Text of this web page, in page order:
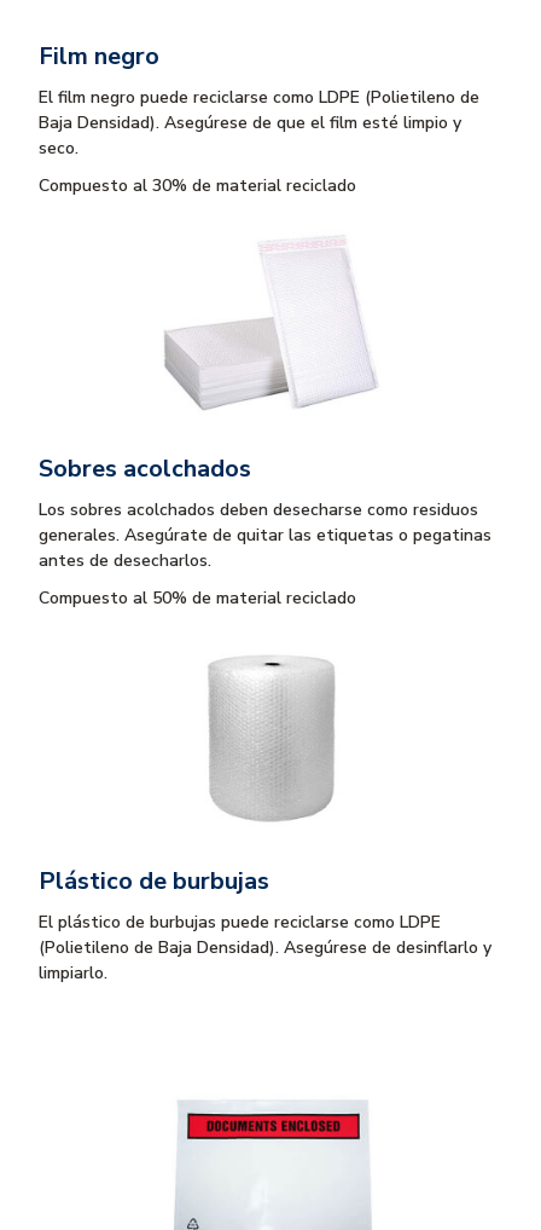
Film negro
El film negro puede reciclarse como LDPE (Polietileno de
Baja Densidad). Asegúrese de que el film esté limpio y
seco.
Compuesto al 30% de material reciclado
Sobres acolchados
Los sobres acolchados deben desecharse como residuos
generales. Asegúrate de quitar las etiquetas o pegatinas
antes de desecharlos.
Compuesto al 50% de material reciclado
Plástico de burbujas
El plástico de burbujas puede reciclarse como LDPE
(Polietileno de Baja Densidad). Asegúrese de desinflarlo y
limpiarlo.